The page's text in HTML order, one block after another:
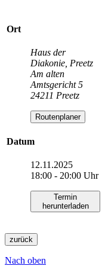
Ort
Haus der
Diakonie, Preetz
Am alten
Amtsgericht 5
24211 Preetz
Routenplaner
Datum
12.11.2025
18:00 - 20:00 Uhr
Termin
herunterladen
zurück
Nach oben